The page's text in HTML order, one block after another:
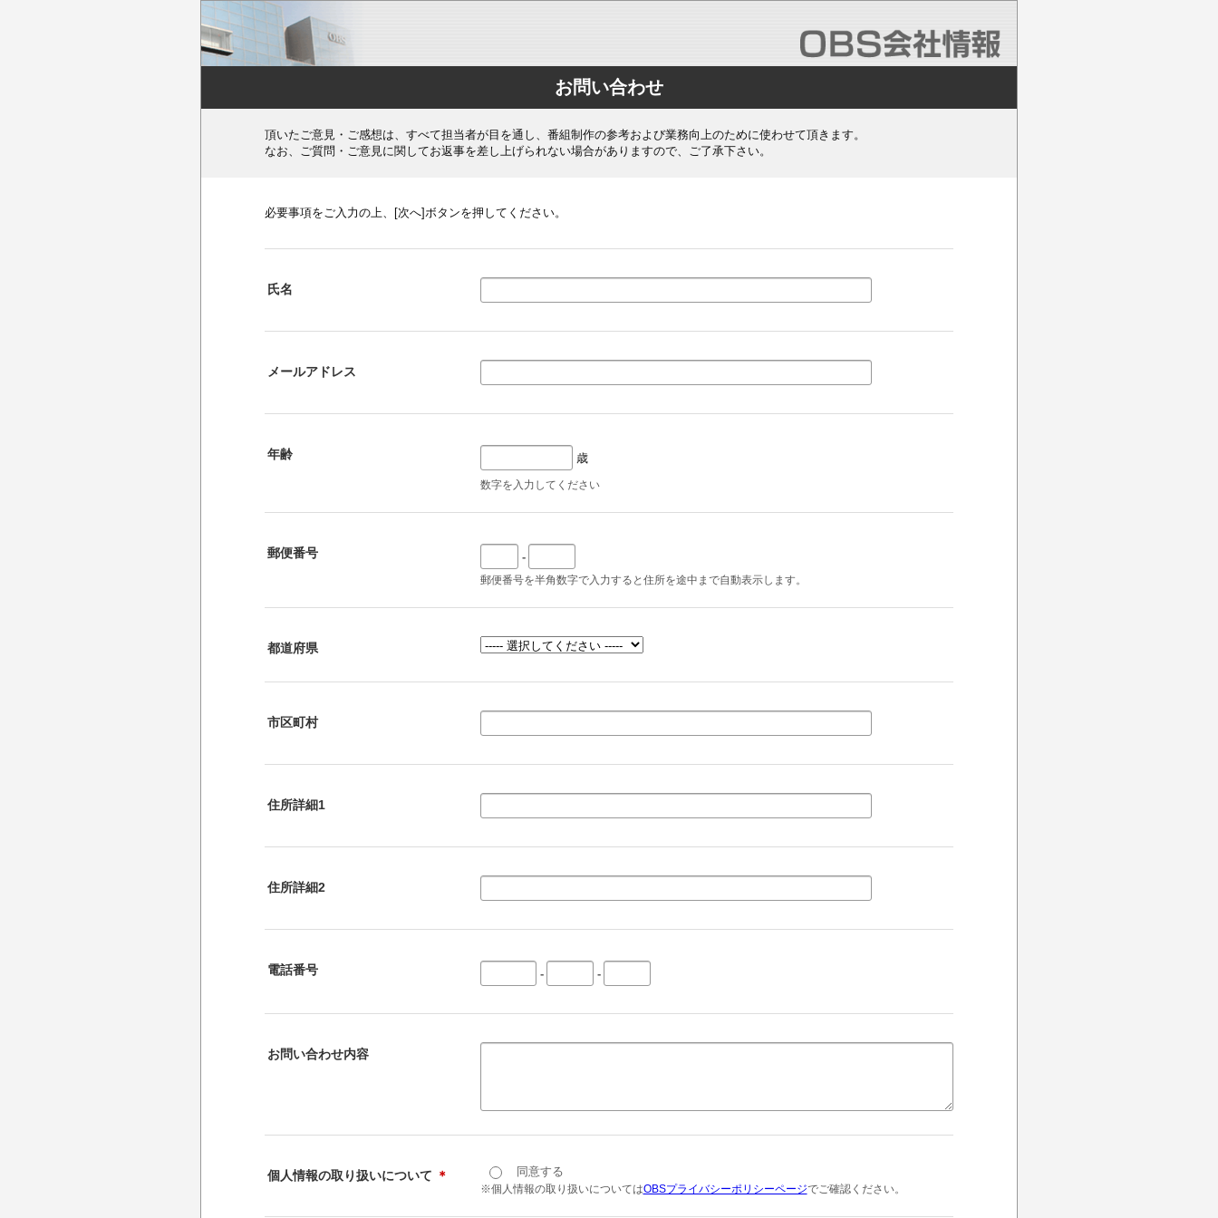
お問い合わせ
頂いたご意見・ご感想は、すべて担当者が目を通し、番組制作の参考および業務向上のために使わせて頂きます。
なお、ご質問・ご意見に関してお返事を差し上げられない場合がありますので、ご了承下さい。
必要事項をご入力の上、[次へ]ボタンを押してください。
氏名
メールアドレス
年齢 歳
数字を入力してください
郵便番号 -
郵便番号を半角数字で入力すると住所を途中まで自動表示します。
都道府県
市区町村
住所詳細1
住所詳細2
電話番号 - -
お問い合わせ内容
個人情報の取り扱いについて ＊ 同意する
※個人情報の取り扱いについてはOBSプライバシーポリシーページでご確認ください。